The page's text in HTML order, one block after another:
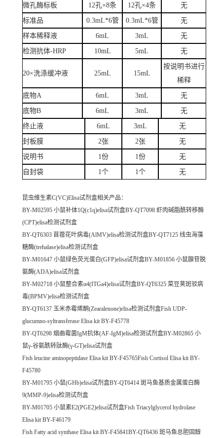
微孔酶标板 12孔×8条 12孔×4条 无
标准品 0.3mL*6管 0.3mL*6管 无
样本稀释液 6mL 3mL 无
检测抗体-HRP 10mL 5mL 无
20×洗涤缓冲液 25mL 15mL
按说明书进行
稀释
底物A 6mL 3mL 无
底物B 6mL 3mL 无
终止液 6mL 3mL 无
封板膜 2张 2张 无
说明书 1份 1份 无
自封袋 1个 1个 无
昆虫维生素C(VC)Elisa试剂盒相关产品：
BY-M02595 小鼠补体1Q(c1q)elisa试剂盒BY-QT7098 虾肉碱脂酰转移酶
(CPT)elisa检测试剂盒
BY-QT6303 苜蓿花叶病毒(AlMV)elisa检测试剂盒BY-QT7125 线虫海藻
糖酶(trehalase)elisa检测试剂盒
BY-M01647 小鼠绿色荧光蛋白(GFP)elisa试剂盒BY-M01856 小鼠腺苷脱
氨酶(ADA)elisa试剂盒
BY-M02718 小鼠整合素α4(ITGa4)elisa试剂盒BY-QT6325 菜豆荚斑驳病
毒(BPMV)elisa检测试剂盒
BY-QT6137 玉米赤霉烯酮(Zearalenone)elisa检测试剂盒Fish UDP-
glucumno-syltransferase Elisa kit BY-F45778
BY-QT6298 烟曲霉菌IgM抗体(AF-IgM)elisa检测试剂盒BY-M02865 小
鼠γ-谷氨酰转肽酶(γ-GT)elisa试剂盒
Fish leucine aminopeptidase Elisa kit BY-F45765Fish Cortisol Elisa kit BY-
F45780
BY-M01795 小鼠(GHb)elisa试剂盒BY-QT6414 斑马鱼基质金属蛋白酶
9(MMP-9)elisa检测试剂盒
BY-M01705 小鼠素E2(PGE2)elisa试剂盒Fish Triacylglycerol hydrolase
Elisa kit BY-F46179
Fish Fatty acid synthase Elisa kit BY-F45841BY-QT6436 斑马鱼总胆固醇